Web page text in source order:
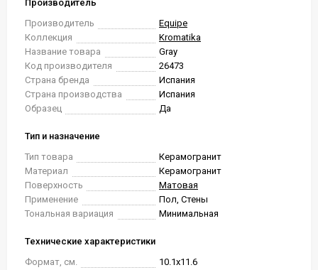
Производитель
Производитель
Equipe
Коллекция
Kromatika
Название товара
Gray
Код производителя
26473
Страна бренда
Испания
Страна производства
Испания
Образец
Да
Тип и назначение
Тип товара
Керамогранит
Материал
Керамогранит
Поверхность
Матовая
Применение
Пол, Стены
Тональная вариация
Минимальная
Технические характеристики
Формат, см.
10.1x11.6